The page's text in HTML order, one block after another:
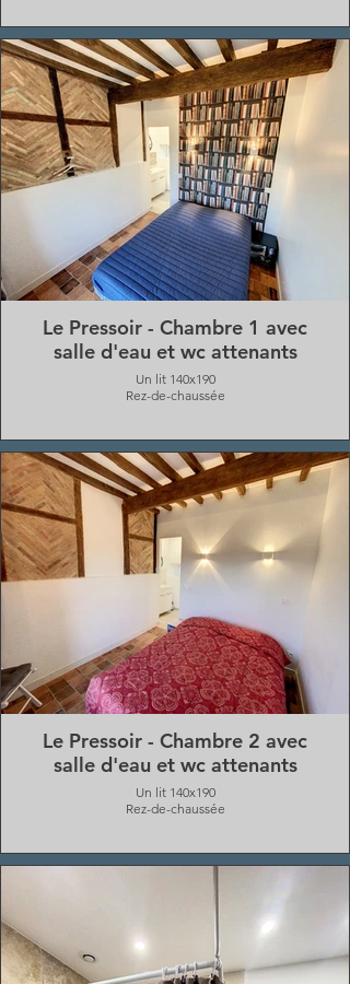
Le Pressoir - Chambre 1 avec
salle d'eau et wc attenants
Un lit 140x190
Rez-de-chaussée
Le Pressoir - Chambre 2 avec
salle d'eau et wc attenants
Un lit 140x190
Rez-de-chaussée